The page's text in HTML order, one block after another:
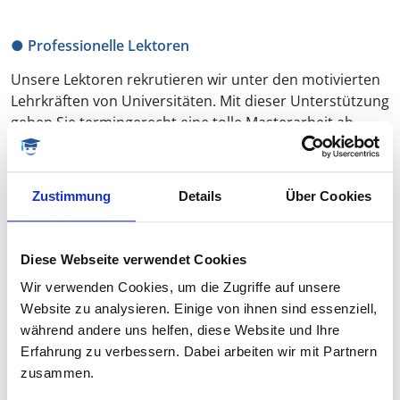
Zustimmung Details Über Cookies
Diese Webseite verwendet Cookies
Wir verwenden Cookies, um die Zugriffe auf unsere
Website zu analysieren. Einige von ihnen sind essenziell,
während andere uns helfen, diese Website und Ihre
Erfahrung zu verbessern. Dabei arbeiten wir mit Partnern
zusammen.
● Professionelle Lektoren
Unsere Lektoren rekrutieren wir unter den motivierten
Lehrkräften von Universitäten. Mit dieser Unterstützung
geben Sie termingerecht eine tolle Masterarbeit ab.
● Fachliches Feedback
Ergänzend zum fachlichen Lektorat schreiben wir Ihnen
ein kleines Gutachten, was aufzeigt, wo wir Stärken